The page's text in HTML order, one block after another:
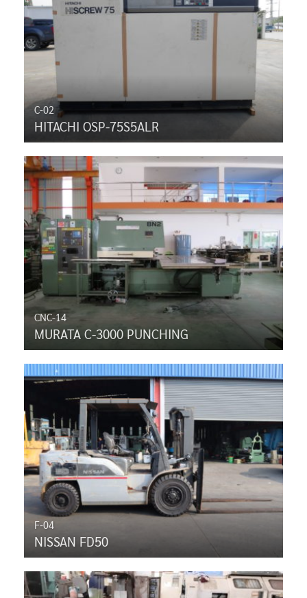
C-02
HITACHI OSP-75S5ALR
CNC-14
MURATA C-3000 PUNCHING
F-04
NISSAN FD50